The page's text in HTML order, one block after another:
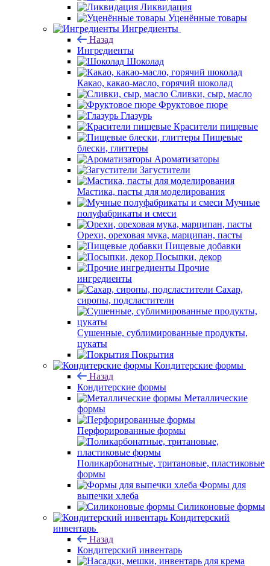
Ликвидация
Уценённые товары
Ингредиенты
Назад
Ингредиенты
Шоколад
Какао, какао-масло, горячий шоколад
Сливки, сыр, масло
Фруктовое пюре
Глазурь
Красители пищевые
Пищевые
блески, глиттеры
Ароматизаторы
Загустители
Мастика, пасты для моделирования
Мучные
полуфабрикаты и смеси
Орехи, ореховая мука, марципан, пасты
Пищевые добавки
Посыпки, декор
Прочие
ингредиенты
Сахар,
сиропы, подсластители
Сушенные, сублимированные продукты,
цукаты
Покрытия
Кондитерские формы
Назад
Кондитерские формы
Металлические
формы
Перфорированные формы
Поликарбонатные, тритановые, пластиковые
формы
Формы для
выпечки хлеба
Силиконовые формы
Кондитерский
инвентарь
Назад
Кондитерский инвентарь